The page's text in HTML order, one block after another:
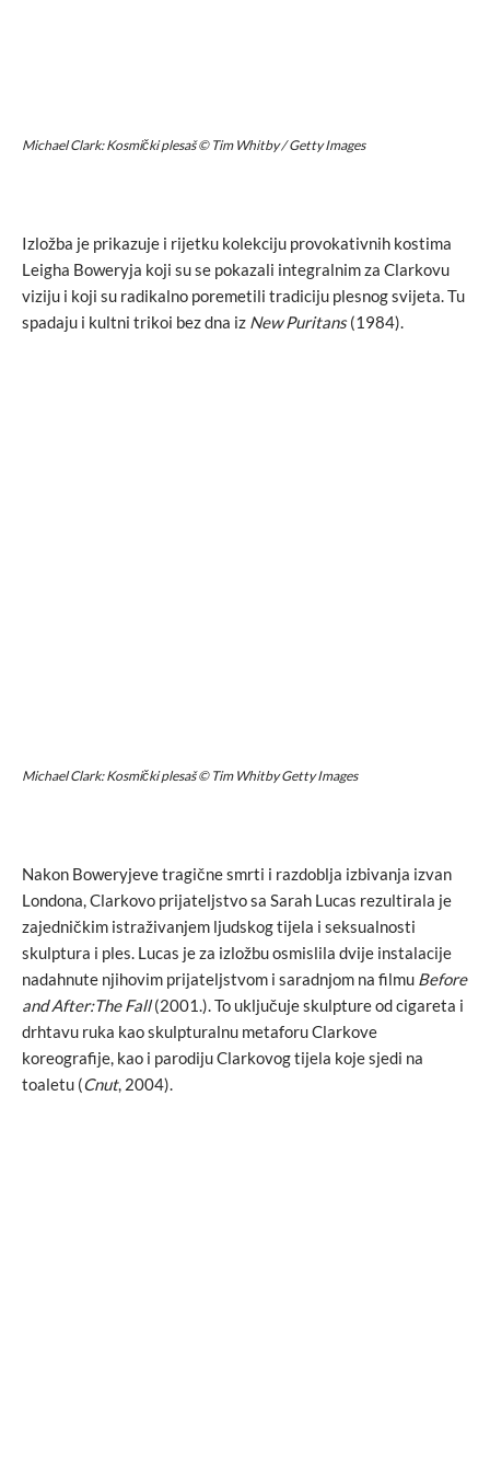
Michael Clark: Kosmički plesaš © Tim Whitby / Getty Images
Izložba je prikazuje i rijetku kolekciju provokativnih kostima
Leigha Boweryja koji su se pokazali integralnim za Clarkovu
viziju i koji su radikalno poremetili tradiciju plesnog svijeta. Tu
spadaju i kultni trikoi bez dna iz New Puritans(1984).
Michael Clark: Kosmički plesaš © Tim Whitby Getty Images
Nakon Boweryjeve tragične smrti i razdoblja izbivanja izvan
Londona, Clarkovo prijateljstvo sa Sarah Lucas rezultirala je
zajedničkim istraživanjem ljudskog tijela i seksualnosti
skulptura i ples. Lucas je za izložbu osmislila dvije instalacije
nadahnute njihovim prijateljstvom i saradnjom na filmu Before
and After:The Fall(2001.). To uključuje skulpture od cigareta i
drhtavu ruka kao skulpturalnu metaforu Clarkove
koreografije, kao i parodiju Clarkovog tijela koje sjedi na
toaletu (Cnut, 2004).